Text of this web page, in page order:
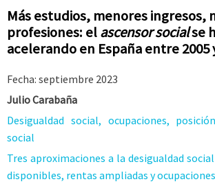
Más estudios, menores ingresos,
profesiones: elascensor socialse
acelerando en España entre 2005
Fecha: septiembre 2023
Julio Carabaña
Desigualdad social, ocupaciones,
social
Tres aproximaciones a la desigualdad
disponibles, rentas ampliadas y ocupaciones